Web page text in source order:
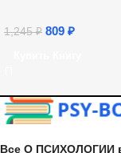
1,245₽ 809 ₽
Все О ПСИХОЛОГИИ